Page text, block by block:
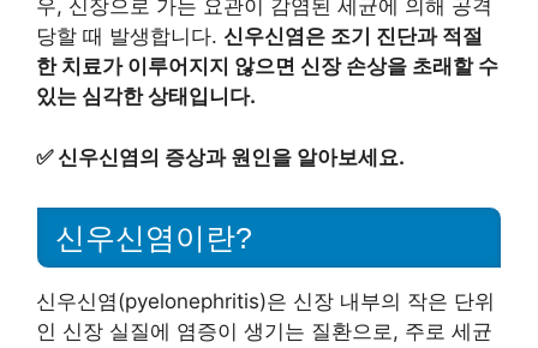
우, 신장으로 가는 요관이 감염된 세균에 의해 공격
당할 때 발생합니다. 신우신염은 조기 진단과 적절
한 치료가 이루어지지 않으면 신장 손상을 초래할 수
있는 심각한 상태입니다.
✅신우신염의 증상과 원인을 알아보세요.
신우신염이란?
신우신염(pyelonephritis)은 신장 내부의 작은 단위
인 신장 실질에 염증이 생기는 질환으로, 주로 세균